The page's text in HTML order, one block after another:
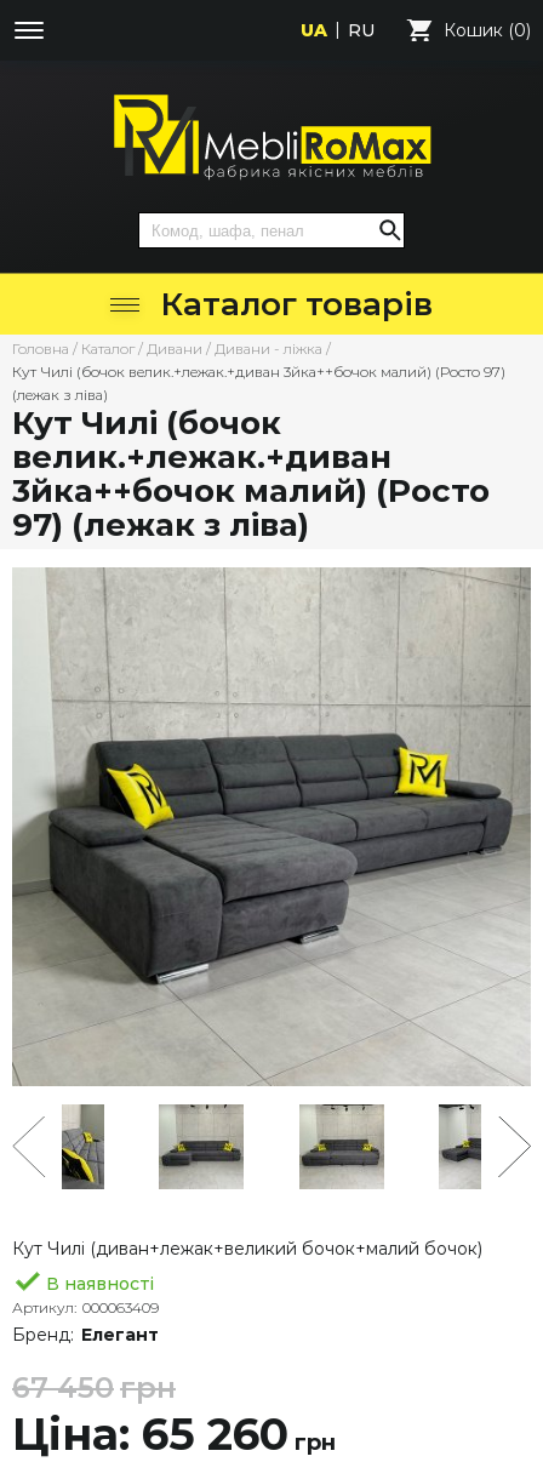
UA RU Кошик (0)
Каталог товарів
Головна / Каталог / Дивани / Дивани - ліжка /
Кут Чилі (бочок велик.+лежак.+диван 3йка++бочок малий) (Росто 97)
(лежак з ліва)
Кут Чилі (бочок
велик.+лежак.+диван
3йка++бочок малий) (Росто
97) (лежак з ліва)
Кут Чилі (диван+лежак+великий бочок+малий бочок)
В наявності
Артикул: 000063409
Бренд: Елегант
67 450грн
Ціна: 65 260 грн